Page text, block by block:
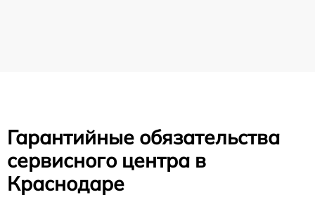
Гарантийные обязательства
сервисного центра в
Краснодаре